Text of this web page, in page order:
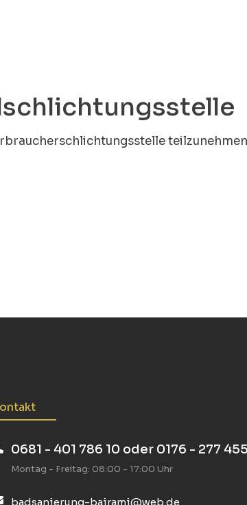
0681 - 401 786 10 oder 0176 - 277
Montag - Freitag: 08:00 - 17:00 Uhr
badsanierung-bajrami@web.de